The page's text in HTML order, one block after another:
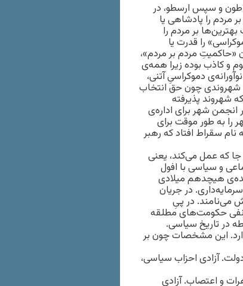
و سپس ارسطو، در
را پادشاهی یا
بر مردم را
را قدرت یا
«حاکمیتِ مردم بر مردم»،
و کاذب بوده زیرا همه‌ی
دموکراسیِ آتنی،
۱۰٪ جمعیت آن از حقوق شهروندی چون حق انتخاب
شهروند پذیرفته
در انجمن شهر برای اداره‌ی
را به طور موقت برای
نام سقراط افتاد که رهبر
جا که عمل می‌کند، یعنی
و سیاسی با افول
سده‌ی هیچدهم میلادی
در جریان
می‌نامند. در پیِ
نفی حکومت‌های مطلقه
در تاریخ سیاسی.
این مشخصات چون بر
آزادی احزاب سیاسی،
و اعتصاب. آزادی